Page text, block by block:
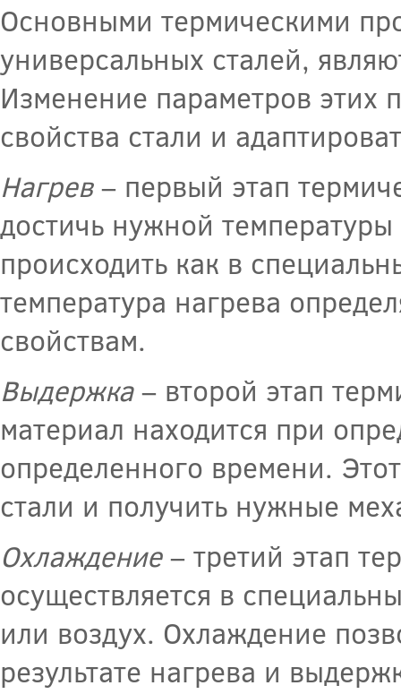
Основными термическими
универсальных сталей,
Изменение параметров этих
свойства стали и
Нагрев– первый этап
достичь нужной
происходить как в
температура нагрева
свойствам.
Выдержка– второй этап
материал находится при
определенного времени.
стали и получить нужные
Охлаждение– третий этап
осуществляется в
или воздух. Охлаждение
результате нагрева и